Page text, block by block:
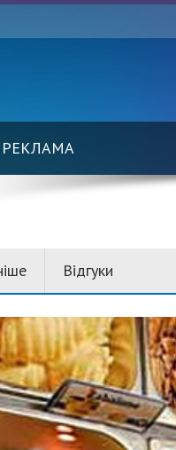
РЕКЛАМА
Відгуки